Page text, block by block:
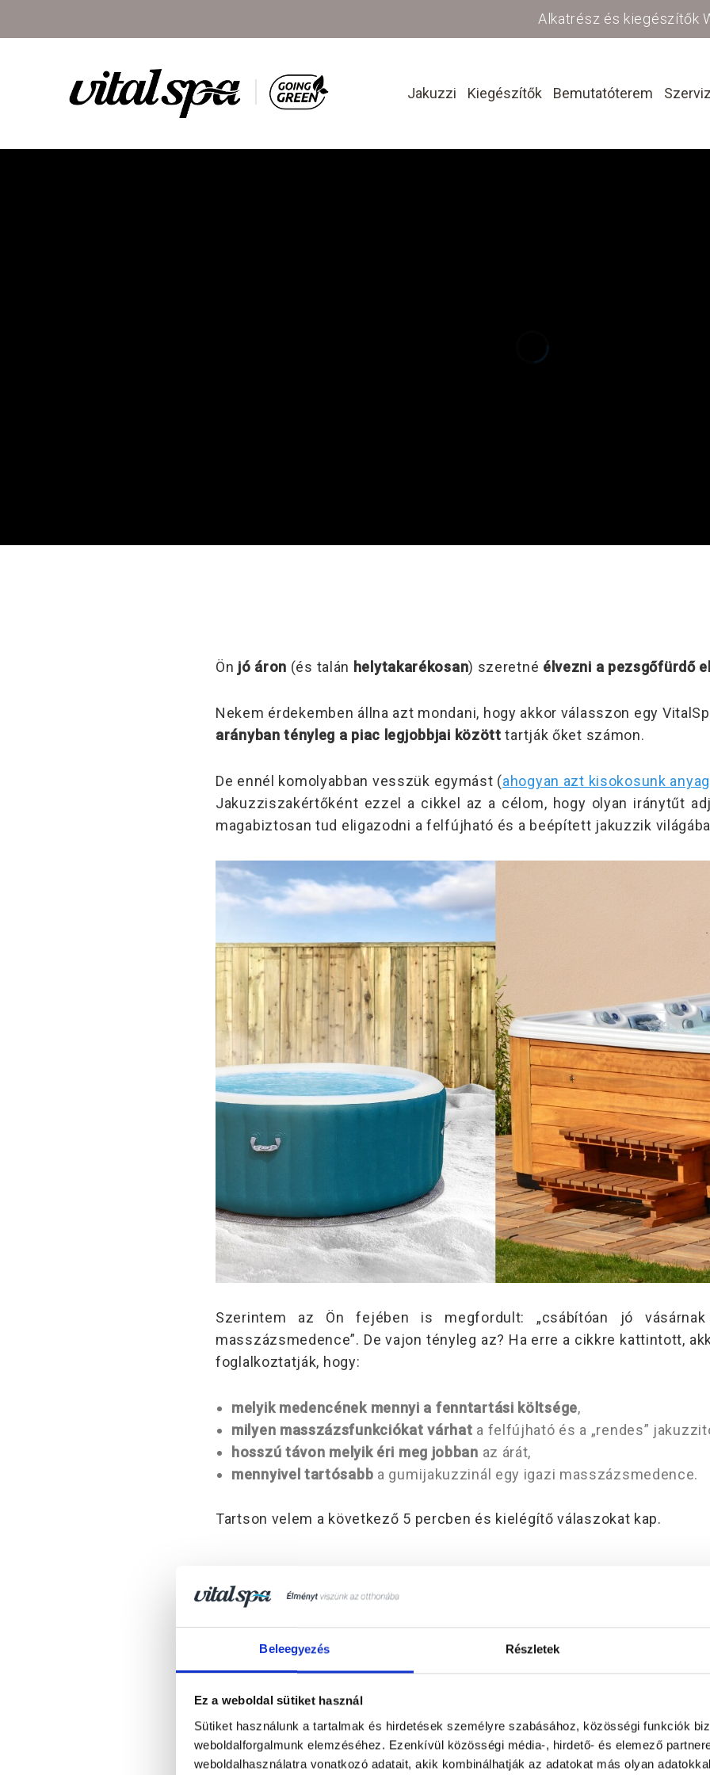
Beleegyezés Részletek
Ez a weboldal sütiket használ
Sütiket használunk a tartalmak és hirdetések személyre szabásához, közösségi funkciók
weboldalforgalmunk elemzéséhez. Ezenkívül közösségi média-, hirdető- és elemező
weboldalhasználatra vonatkozó adatait, akik kombinálhatják az adatokat más olyan
Alkatrész és kiegészítők
Jakuzzi Kiegészítők Bemutatóterem Szerviz
Ön jó áron (és talán helytakarékosan) szeretné élvezni a pezsgőfürdő
Nekem érdekemben állna azt mondani, hogy akkor válasszon egy
arányban tényleg a piac legjobbjai között tartják őket számon.
De ennél komolyabban vesszük egymást (ahogyan azt kisokosunk
Jakuzziszakértőként ezzel a cikkel az a célom, hogy olyan iránytűt
magabiztosan tud eligazodni a felfújható és a beépített jakuzzik
Szerintem az Ön fejében is megfordult: „csábítóan jó
masszázsmedence”. De vajon tényleg az? Ha erre a cikkre kattintott,
foglalkoztatják, hogy:
melyik medencének mennyi a fenntartási költsége,
milyen masszázsfunkciókat várhat a felfújható és a „rendes”
hosszú távon melyik éri meg jobban az árát,
mennyivel tartósabb a gumijakuzzinál egy igazi masszázsmedence.
Tartson velem a következő 5 percben és kielégítő válaszokat kap.
Mi a különbség a férőhely és az
személy részére” között?
A „mennyien fogjuk használnia jakuzzit” kérdést minden vásárlás
bölcsen).
Logikusnak tűnik, hogy ha négyen vannak a családban, akkor elég
medence. A gyakorlatban másképp kell számolni:általában a megadott